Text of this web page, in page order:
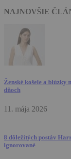
NAJNOVŠIE
Ženské košele a
dňoch
11. mája 2026
8 dôležitých postáv
ignorované